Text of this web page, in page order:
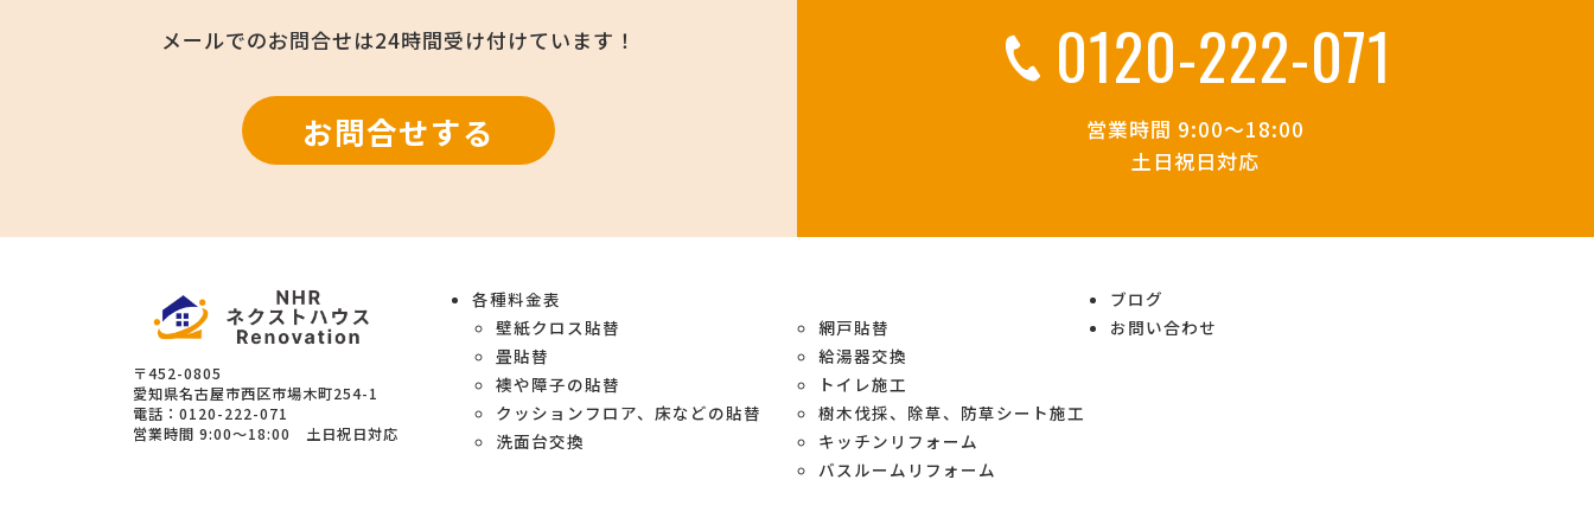
メールでのお問合せは24時間受け付けています！
お問合せする
0120-222-071
営業時間 9:00～18:00
土日祝日対応
各種料金表
壁紙クロス貼替
畳貼替
襖や障子の貼替
クッションフロア、床などの貼替
洗面台交換
網戸貼替
給湯器交換
トイレ施工
樹木伐採、除草、防草シート施工
キッチンリフォーム
バスルームリフォーム
ブログ
お問い合わせ
〒452-0805
愛知県名古屋市西区市場木町254-1
電話：0120-222-071
営業時間9:00～18:00 土日祝日対応